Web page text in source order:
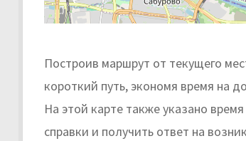
Построив маршрут от текущего
короткий путь, экономя время на
На этой карте также указано
справки и получить ответ на